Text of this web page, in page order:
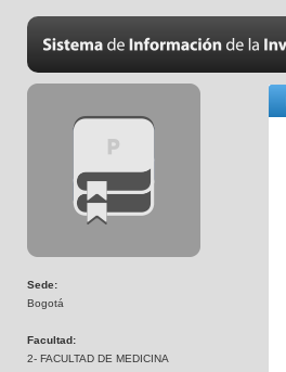
Sede:
Bogotá
Facultad:
2- FACULTAD DE MEDICINA